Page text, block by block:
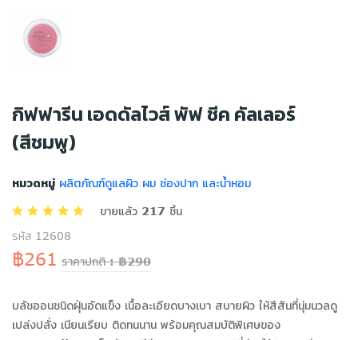
กิฟฟารีน เอดดัลไวส์ พัฟ ชีค คัลเลอร์
(สีชมพู)
หมวดหมู่ ผลิตภัณฑ์ดูแลผิว ผม ช่องปาก และน้ำหอม
ขายแล้ว 217 ชิ้น
รหัส 12608
฿261 ราคาปกติ : ฿290
บลัชออนชนิดฝุ่นอัดแข็ง เนื้อละเอียดบางเบา สบายผิว ให้สีสันที่นุ่มนวลดู
เปล่งปลั่ง เนียนเรียบ ติดทนนาน พร้อมคุณสมบัติพิเศษของ